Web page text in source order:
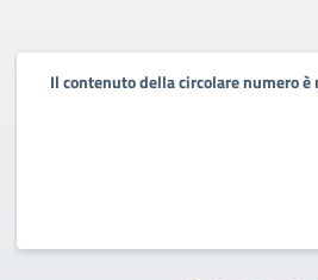
Il contenuto della circolare numero è